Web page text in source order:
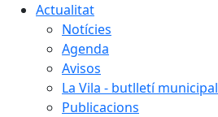
Actualitat
Notícies
Agenda
Avisos
La Vila - butlletí municipal
Publicacions